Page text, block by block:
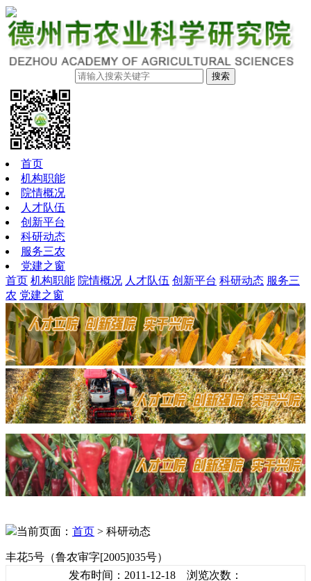
搜索
首页
机构职能
院情概况
人才队伍
创新平台
科研动态
服务三农
党建之窗
首页 机构职能 院情概况 人才队伍 创新平台 科研动态 服务三
农 党建之窗
当前页面： 首页 > 科研动态
丰花5号（鲁农审字[2005]035号）
发布时间：2011-12-18 浏览次数：